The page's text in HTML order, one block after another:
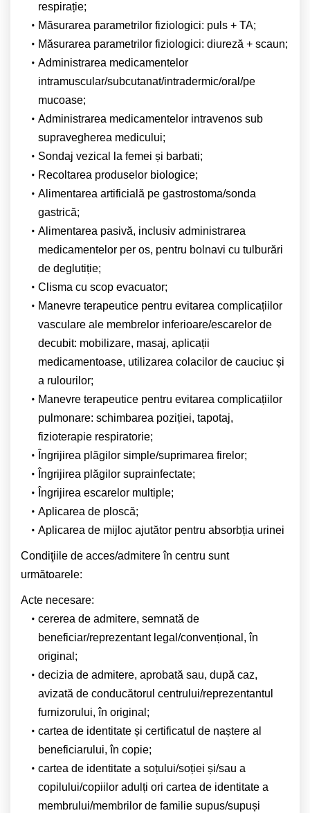
respirație;
Măsurarea parametrilor fiziologici: puls + TA;
Măsurarea parametrilor fiziologici: diureză + scaun;
Administrarea medicamentelor
intramuscular/subcutanat/intradermic/oral/pe
mucoase;
Administrarea medicamentelor intravenos sub
supravegherea medicului;
Sondaj vezical la femei și barbati;
Recoltarea produselor biologice;
Alimentarea artificială pe gastrostoma/sonda
gastrică;
Alimentarea pasivă, inclusiv administrarea
medicamentelor per os, pentru bolnavi cu tulburări
de deglutiție;
Clisma cu scop evacuator;
Manevre terapeutice pentru evitarea complicațiilor
vasculare ale membrelor inferioare/escarelor de
decubit: mobilizare, masaj, aplicații
medicamentoase, utilizarea colacilor de cauciuc și
a rulourilor;
Manevre terapeutice pentru evitarea complicațiilor
pulmonare: schimbarea poziției, tapotaj,
fizioterapie respiratorie;
Îngrijirea plăgilor simple/suprimarea firelor;
Îngrijirea plăgilor suprainfectate;
Îngrijirea escarelor multiple;
Aplicarea de ploscă;
Aplicarea de mijloc ajutător pentru absorbția urinei
Condiţiile de acces/admitere în centru sunt
următoarele:
Acte necesare:
cererea de admitere, semnată de
beneficiar/reprezentant legal/convențional, în
original;
decizia de admitere, aprobată sau, după caz,
avizată de conducătorul centrului/reprezentantul
furnizorului, în original;
cartea de identitate și certificatul de naștere al
beneficiarului, în copie;
cartea de identitate a soțului/soției și/sau a
copilului/copiilor adulți ori cartea de identitate a
membrului/membrilor de familie supus/supuși